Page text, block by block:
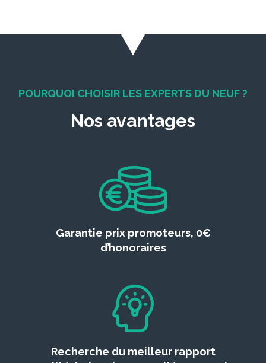
POURQUOI CHOISIR LES EXPERTS DU NEUF ?
Nos avantages
Garantie prix promoteurs, 0€
d’honoraires
Recherche du meilleur rapport